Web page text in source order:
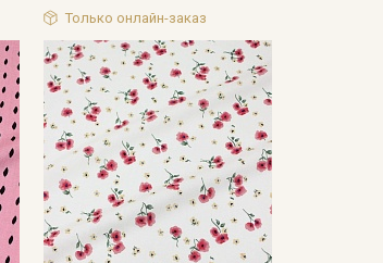
Только онлайн-заказ